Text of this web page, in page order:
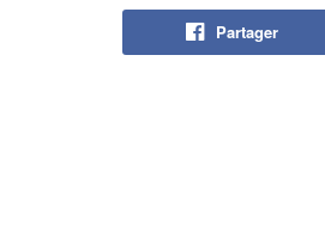
Partager